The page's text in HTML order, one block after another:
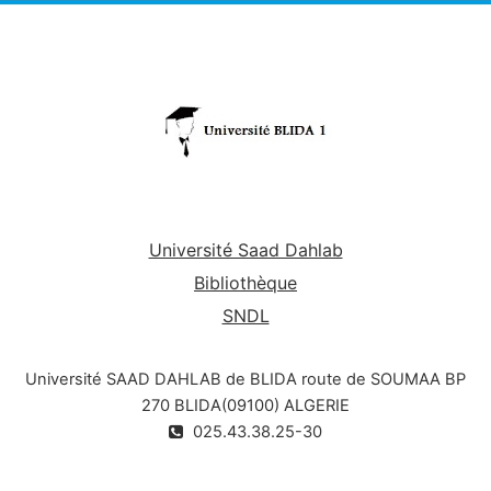
Université Saad Dahlab
Bibliothèque
SNDL
Université SAAD DAHLAB de BLIDA route de SOUMAA BP
270 BLIDA(09100) ALGERIE
025.43.38.25-30